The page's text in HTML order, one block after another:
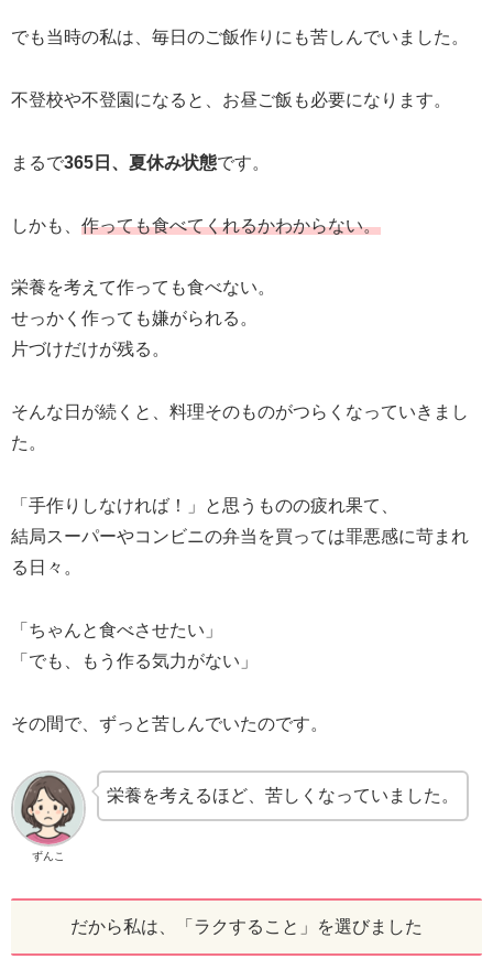
でも当時の私は、毎日のご飯作りにも苦しんでいました。
不登校や不登園になると、お昼ご飯も必要になります。
まるで365日、夏休み状態です。
しかも、 作っても食べてくれるかわからない。
栄養を考えて作っても食べない。
せっかく作っても嫌がられる。
片づけだけが残る。
そんな日が続くと、料理そのものがつらくなっていきまし
た。
「手作りしなければ！」と思うものの疲れ果て、
結局スーパーやコンビニの弁当を買っては罪悪感に苛まれ
る日々。
「ちゃんと食べさせたい」
「でも、もう作る気力がない」
その間で、ずっと苦しんでいたのです。
ずんこ
栄養を考えるほど、苦しくなっていました。
だから私は、「ラクすること」を選びました